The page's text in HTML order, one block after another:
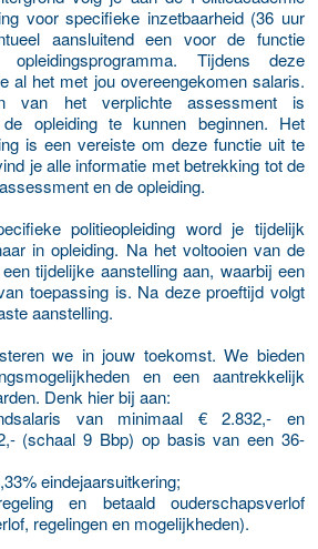
voor specifieke inzetbaarheid (36 uur
aansluitend een voor de functie
opleidingsprogramma. Tijdens deze
al het met jou overeengekomen salaris.
van het verplichte assessment is
opleiding te kunnen beginnen. Het
is een vereiste om deze functie uit te
je alle informatie met betrekking tot de
en de opleiding.
politieopleiding word je tijdelijk
in opleiding. Na het voltooien van de
tijdelijke aanstelling aan, waarbij een
toepassing is. Na deze proeftijd volgt
aanstelling.
we in jouw toekomst. We bieden
en een aantrekkelijk
Denk hier bij aan:
van minimaal € 2.832,- en
(schaal 9 Bbp) op basis van een 36-
eindejaarsuitkering;
en betaald ouderschapsverlof
regelingen en mogelijkheden).